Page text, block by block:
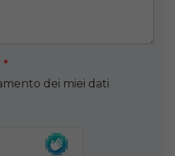
*
dei miei dati